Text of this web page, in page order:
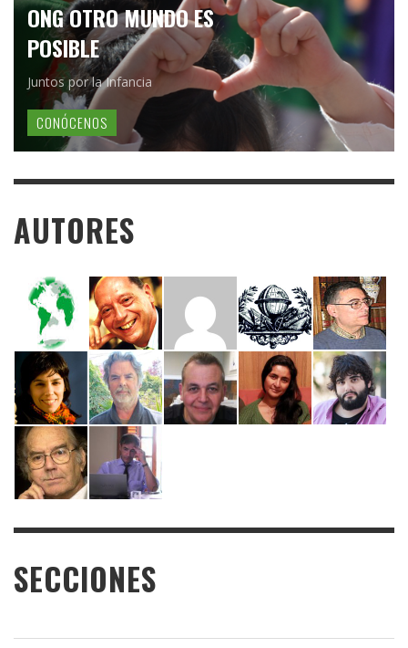
ONG OTRO MUNDO ES
POSIBLE
Juntos por la Infancia
CONÓCENOS
AUTORES
SECCIONES